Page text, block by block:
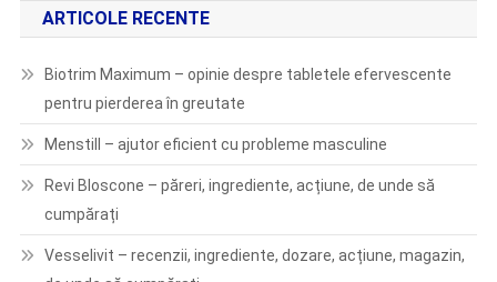
ARTICOLE RECENTE
Biotrim Maximum – opinie despre tabletele efervescente
pentru pierderea în greutate
Menstill – ajutor eficient cu probleme masculine
Revi Bloscone – păreri, ingrediente, acțiune, de unde să
cumpărați
Vesselivit – recenzii, ingrediente, dozare, acțiune, magazin,